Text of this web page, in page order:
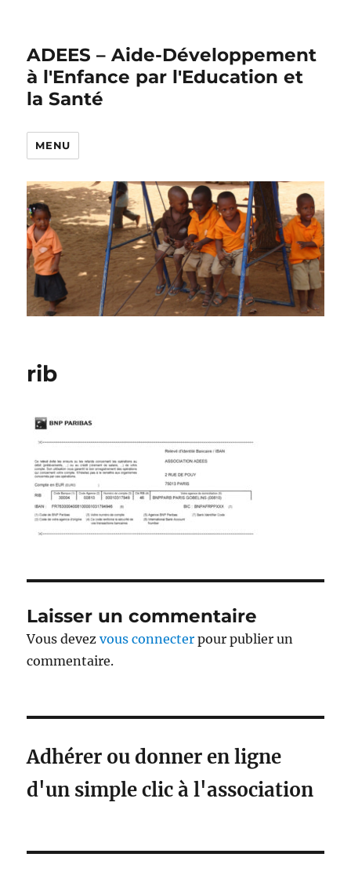
ADEES – Aide-Développement
à l'Enfance par l'Education et
la Santé
MENU
rib
Laisser un commentaire
Vous devezvous connecter pour publier un
commentaire.
Adhérer ou donner en ligne
d'un simple clic à l'association